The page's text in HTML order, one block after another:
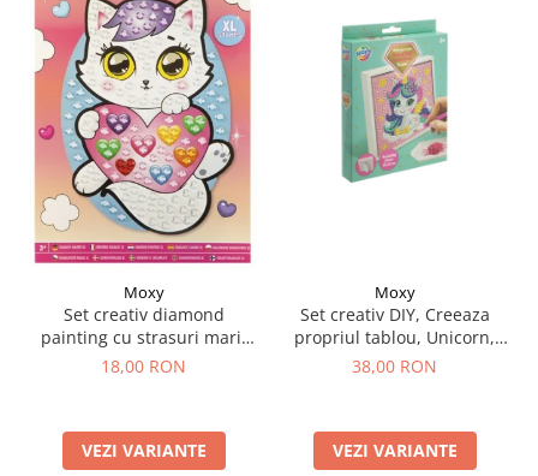
Moxy
Set creativ diamond
painting cu strasuri mari,
A5
18,00 RON
VEZI VARIANTE
Moxy
Set creativ DIY, Creeaza
propriul tablou, Unicorn,
Moxy
38,00 RON
VEZI VARIANTE